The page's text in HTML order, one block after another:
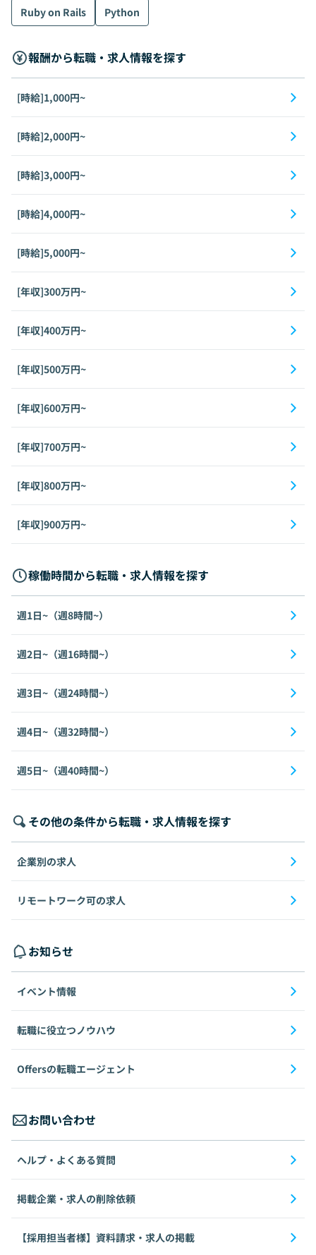
Ruby on Rails
Python
報酬から転職・求人情報を探す
[時給]1,000円~
[時給]2,000円~
[時給]3,000円~
[時給]4,000円~
[時給]5,000円~
[年収]300万円~
[年収]400万円~
[年収]500万円~
[年収]600万円~
[年収]700万円~
[年収]800万円~
[年収]900万円~
稼働時間から転職・求人情報を探す
週1日~（週8時間~）
週2日~（週16時間~）
週3日~（週24時間~）
週4日~（週32時間~）
週5日~（週40時間~）
その他の条件から転職・求人情報を探す
企業別の求人
リモートワーク可の求人
お知らせ
イベント情報
転職に役立つノウハウ
Offersの転職エージェント
お問い合わせ
ヘルプ・よくある質問
掲載企業・求人の削除依頼
【採用担当者様】資料請求・求人の掲載